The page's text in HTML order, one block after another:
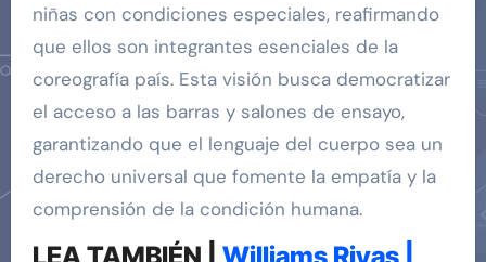
niñas con condiciones especiales, reafirmando
que ellos son integrantes esenciales de la
coreografía país. Esta visión busca democratizar
el acceso a las barras y salones de ensayo,
garantizando que el lenguaje del cuerpo sea un
derecho universal que fomente la empatía y la
comprensión de la condición humana.